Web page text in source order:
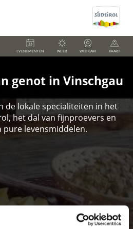
EVENEMENTEN WEER WEBCAM KAART
genot in Vinschgau
de lokale specialiteiten in het
het dal van fijnproevers en
pure levensmiddelen.